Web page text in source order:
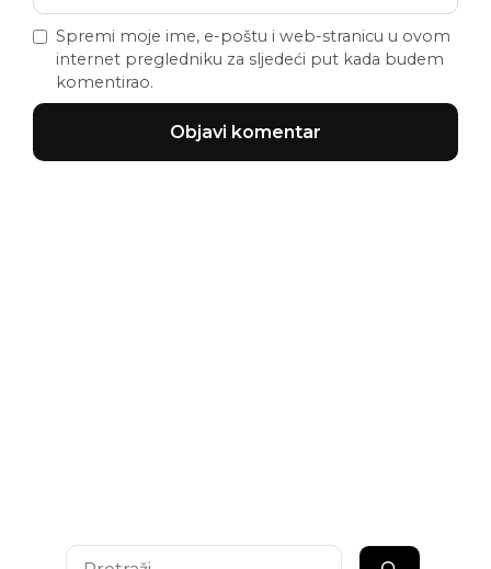
Spremi moje ime, e-poštu i web-stranicu u ovom
internet pregledniku za sljedeći put kada budem
komentirao.
Pretraži: